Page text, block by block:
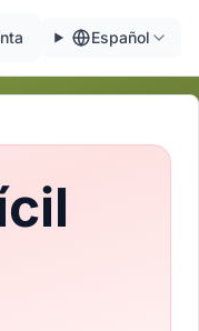
Español